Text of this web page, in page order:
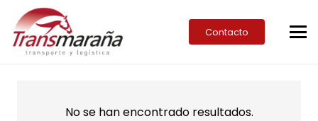
Contacto
No se han encontrado resultados.